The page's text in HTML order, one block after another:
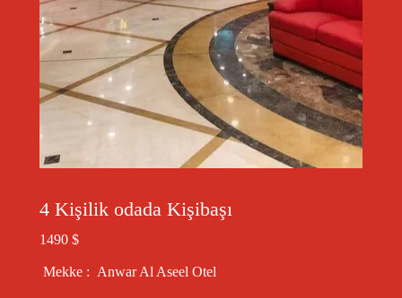
4 Kişilik odada Kişibaşı
1490 $
Mekke : Anwar Al Aseel Otel